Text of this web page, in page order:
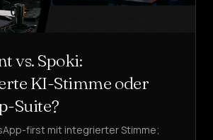
vs. Spoki:
KI-Stimme oder
Suite?
first mit integrierter Stimme;